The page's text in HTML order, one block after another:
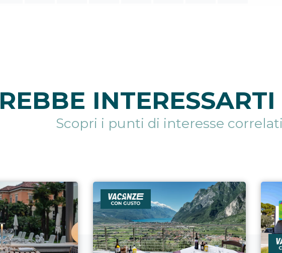
Scopri i punti di interesse correlati